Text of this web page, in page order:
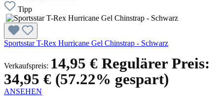
Tipp
Sportsstar T-Rex Hurricane Gel Chinstrap - Schwarz
Verkaufspreis: 14,95 € Regulärer Preis:
34,95 € (57.22% gespart)
ANSEHEN